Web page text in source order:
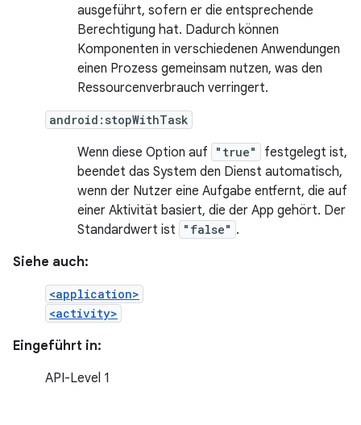
ausgeführt, sofern er die entsprechende
Berechtigung hat. Dadurch können
Komponenten in verschiedenen Anwendungen
einen Prozess gemeinsam nutzen, was den
Ressourcenverbrauch verringert.
android:stopWithTask
Wenn diese Option auf "true"
festgelegt ist,
beendet das System den Dienst automatisch,
wenn der Nutzer eine Aufgabe entfernt, die auf
einer Aktivität basiert, die der App gehört. Der
Standardwert ist
"false" .
Siehe auch:
<application>
<activity>
Eingeführt in:
API-Level 1